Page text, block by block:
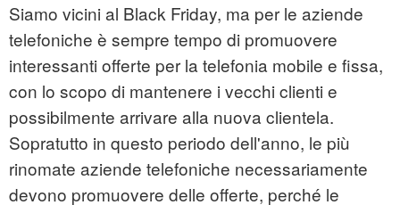
Siamo vicini al Black Friday, ma per le aziende
telefoniche è sempre tempo di promuovere
interessanti offerte per la telefonia mobile e fissa,
con lo scopo di mantenere i vecchi clienti e
possibilmente arrivare alla nuova clientela.
Sopratutto in questo periodo dell'anno, le più
rinomate aziende telefoniche necessariamente
devono promuovere delle offerte, perché le